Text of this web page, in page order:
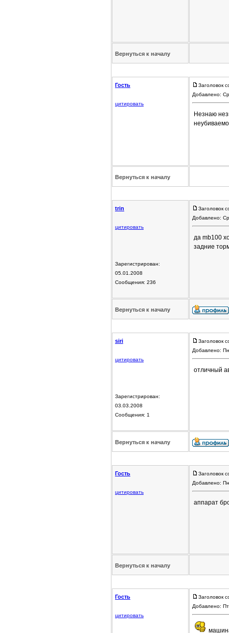
Вернуться к началу
Гость
цитировать
Заголовок
Добавлено:
Незнаю
Вернуться к началу
trin
цитировать
Зарегистрирован:
05.01.2008
Сообщения: 236
Заголовок
Добавлено:
да mb100
задние
Вернуться к началу
siri
цитировать
Зарегистрирован:
03.03.2008
Сообщения: 1
Заголовок
Добавлено:
отличный
Вернуться к началу
Гость
цитировать
Заголовок
Добавлено:
аппарат
Вернуться к началу
Гость
цитировать
Заголовок
Добавлено: